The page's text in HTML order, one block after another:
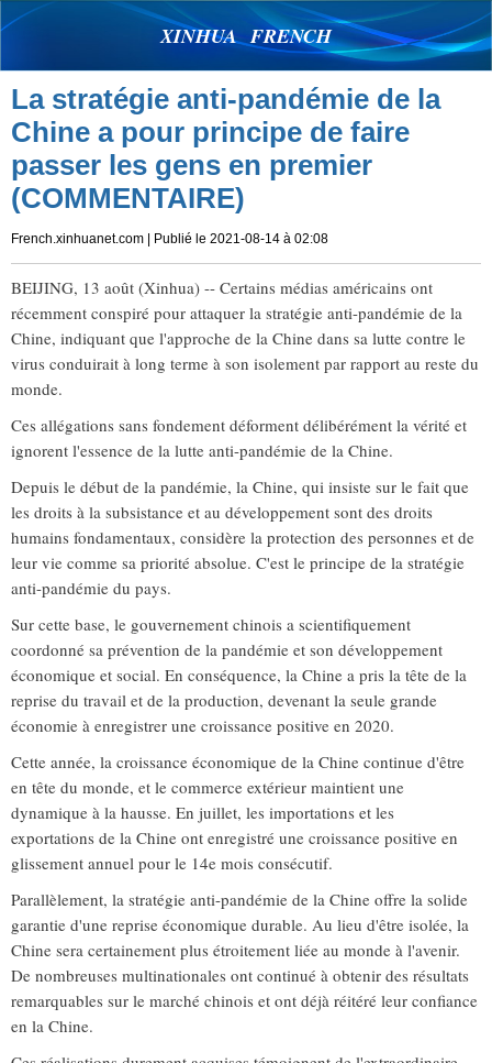
XINHUA FRENCH
La stratégie anti-pandémie de la
Chine a pour principe de faire
passer les gens en premier
(COMMENTAIRE)
French.xinhuanet.com | Publié le 2021-08-14 à 02:08
BEIJING, 13 août (Xinhua) -- Certains médias américains ont
récemment conspiré pour attaquer la stratégie anti-pandémie de la
Chine, indiquant que l'approche de la Chine dans sa lutte contre le
virus conduirait à long terme à son isolement par rapport au reste du
monde.
Ces allégations sans fondement déforment délibérément la vérité et
ignorent l'essence de la lutte anti-pandémie de la Chine.
Depuis le début de la pandémie, la Chine, qui insiste sur le fait que
les droits à la subsistance et au développement sont des droits
humains fondamentaux, considère la protection des personnes et de
leur vie comme sa priorité absolue. C'est le principe de la stratégie
anti-pandémie du pays.
Sur cette base, le gouvernement chinois a scientifiquement
coordonné sa prévention de la pandémie et son développement
économique et social. En conséquence, la Chine a pris la tête de la
reprise du travail et de la production, devenant la seule grande
économie à enregistrer une croissance positive en 2020.
Cette année, la croissance économique de la Chine continue d'être
en tête du monde, et le commerce extérieur maintient une
dynamique à la hausse. En juillet, les importations et les
exportations de la Chine ont enregistré une croissance positive en
glissement annuel pour le 14e mois consécutif.
Parallèlement, la stratégie anti-pandémie de la Chine offre la solide
garantie d'une reprise économique durable. Au lieu d'être isolée, la
Chine sera certainement plus étroitement liée au monde à l'avenir.
De nombreuses multinationales ont continué à obtenir des résultats
remarquables sur le marché chinois et ont déjà réitéré leur confiance
en la Chine.